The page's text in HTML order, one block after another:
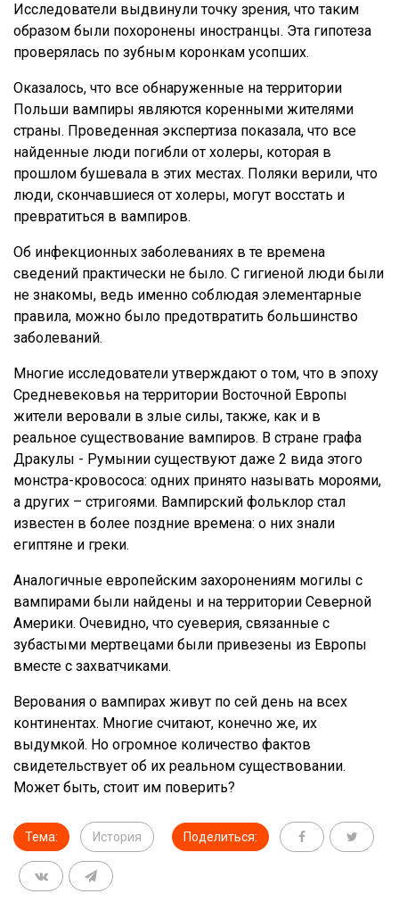
Исследователи выдвинули точку зрения, что таким
образом были похоронены иностранцы. Эта гипотеза
проверялась по зубным коронкам усопших.
Оказалось, что все обнаруженные на территории
Польши вампиры являются коренными жителями
страны. Проведенная экспертиза показала, что все
найденные люди погибли от холеры, которая в
прошлом бушевала в этих местах. Поляки верили, что
люди, скончавшиеся от холеры, могут восстать и
превратиться в вампиров.
Об инфекционных заболеваниях в те времена
сведений практически не было. С гигиеной люди были
не знакомы, ведь именно соблюдая элементарные
правила, можно было предотвратить большинство
заболеваний.
Многие исследователи утверждают о том, что в эпоху
Средневековья на территории Восточной Европы
жители веровали в злые силы, также, как и в
реальное существование вампиров. В стране графа
Дракулы - Румынии существуют даже 2 вида этого
монстра-кровососа: одних принято называть мороями,
а других – стригоями. Вампирский фольклор стал
известен в более поздние времена: о них знали
египтяне и греки.
Аналогичные европейским захоронениям могилы с
вампирами были найдены и на территории Северной
Америки. Очевидно, что суеверия, связанные с
зубастыми мертвецами были привезены из Европы
вместе с захватчиками.
Верования о вампирах живут по сей день на всех
континентах. Многие считают, конечно же, их
выдумкой. Но огромное количество фактов
свидетельствует об их реальном существовании.
Может быть, стоит им поверить?
Тема: История Поделиться: